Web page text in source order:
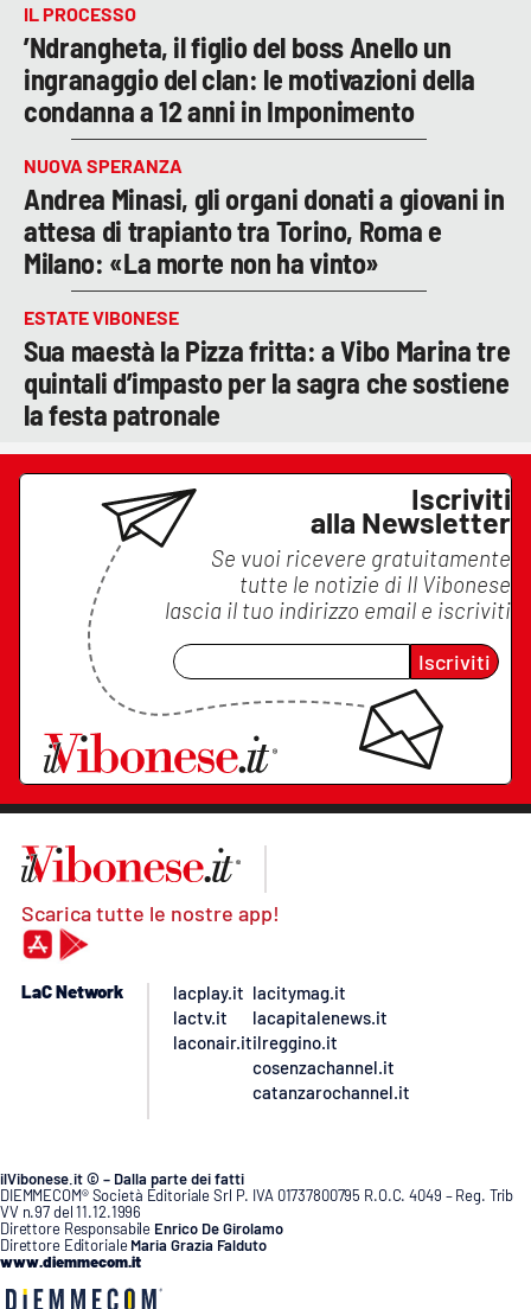
IL PROCESSO
’Ndrangheta, il figlio del boss Anello un
ingranaggio del clan: le motivazioni della
condanna a 12 anni in Imponimento
NUOVA SPERANZA
Andrea Minasi, gli organi donati a giovani in
attesa di trapianto tra Torino, Roma e
Milano: «La morte non ha vinto»
ESTATE VIBONESE
Sua maestà la Pizza fritta: a Vibo Marina tre
quintali d’impasto per la sagra che sostiene
la festa patronale
Iscriviti
alla Newsletter
Se vuoi ricevere gratuitamente
tutte le notizie di Il Vibonese
lascia il tuo indirizzo email e iscriviti
Iscriviti
Scarica tutte le nostre app!
LaC Network
lacplay.it
lactv.it
laconair.it
lacitymag.it
lacapitalenews.it
ilreggino.it
cosenzachannel.it
catanzarochannel.it
ilVibonese.it © – Dalla parte dei fatti
DIEMMECOM® Società Editoriale Srl P. IVA 01737800795 R.O.C. 4049 – Reg. Trib
VV n.97 del 11.12.1996
Direttore Responsabile Enrico De Girolamo
Direttore Editoriale Maria Grazia Falduto
www.diemmecom.it